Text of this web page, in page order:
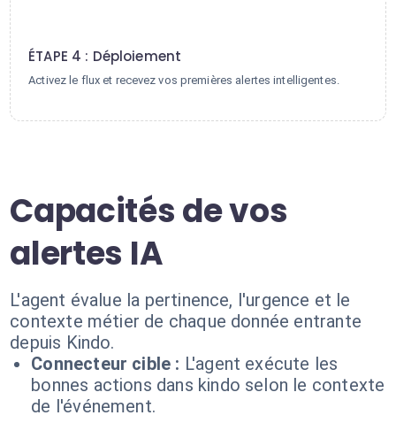
ÉTAPE 4 : Déploiement
Activez le flux et recevez vos premières alertes intelligentes.
Capacités de vos
alertes IA
L'agent évalue la pertinence, l'urgence et le
contexte métier de chaque donnée entrante
depuis Kindo.
Connecteur cible : L'agent exécute les
bonnes actions dans kindo selon le contexte
de l'événement.